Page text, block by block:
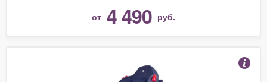
от 4 490 руб.